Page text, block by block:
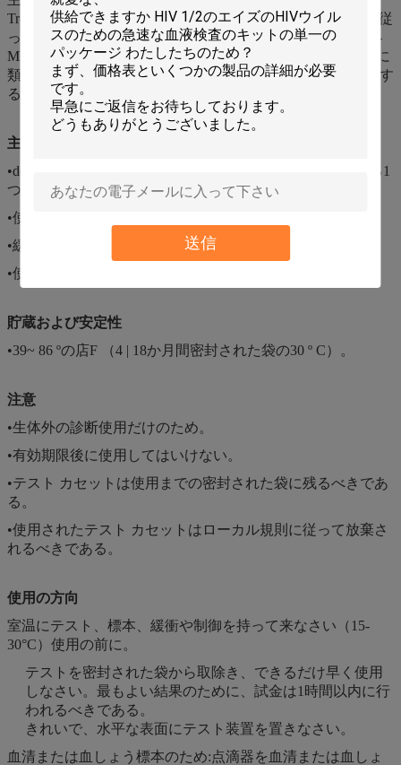
送信
Troponin私は血に4-6時間苦痛の手始めの後の解放される。従
ってTroponinの解放パターン私は私が6-10日間高く残すCK-
MBのレベルが72時間後に常態に戻る間、Troponin CK-MBに
類似して、が、心臓傷害のための検出のより長い窓を提供す
る。
主要な内容
•desiccantが付いている反作用テスト カセットを含んでいる1
つの袋。
•使い捨て可能なピペット。
•緩衝。
•使用説明。
貯蔵および安定性
•39~ 86 ºの店F （4 | 18か月間密封された袋の30 º C）。
注意
•生体外の診断使用だけのため。
•有効期限後に使用してはいけない。
•テスト カセットは使用までの密封された袋に残るべきであ
る。
•使用されたテスト カセットはローカル規則に従って放棄さ
れるべきである。
使用の方向
室温にテスト、標本、緩衝や制御を持って来なさい（15-
30°C）使用の前に。
テストを密封された袋から取除き、できるだけ早く使用
しなさい。最もよい結果のために、試金は1時間以内に行
われるべきである。
きれいで、水平な表面にテスト装置を置きなさい。
血清または血しょう標本のため:点滴器を血清または血しょ